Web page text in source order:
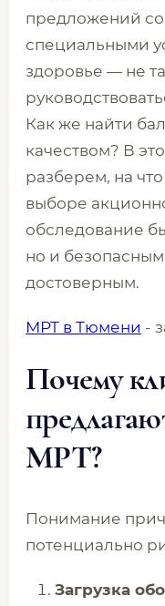
предложений
специальными
здоровье — не
Как же найти
качеством? В
разберем, на
выборе
обследование
но и
достоверным.
МРТ в Тюмени -
Почему
МРТ?
Понимание
потенциально
Загрузка